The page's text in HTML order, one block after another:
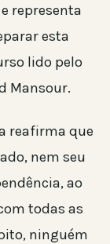
representa
esta
lido pelo
Mansour.
reafirma que
nem seu
ao
todas as
ninguém